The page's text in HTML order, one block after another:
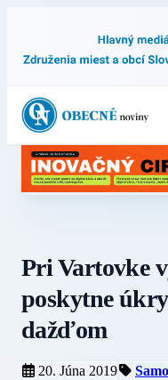
Pri Vartovke
poskytne
dažďom
20. Júna 2019